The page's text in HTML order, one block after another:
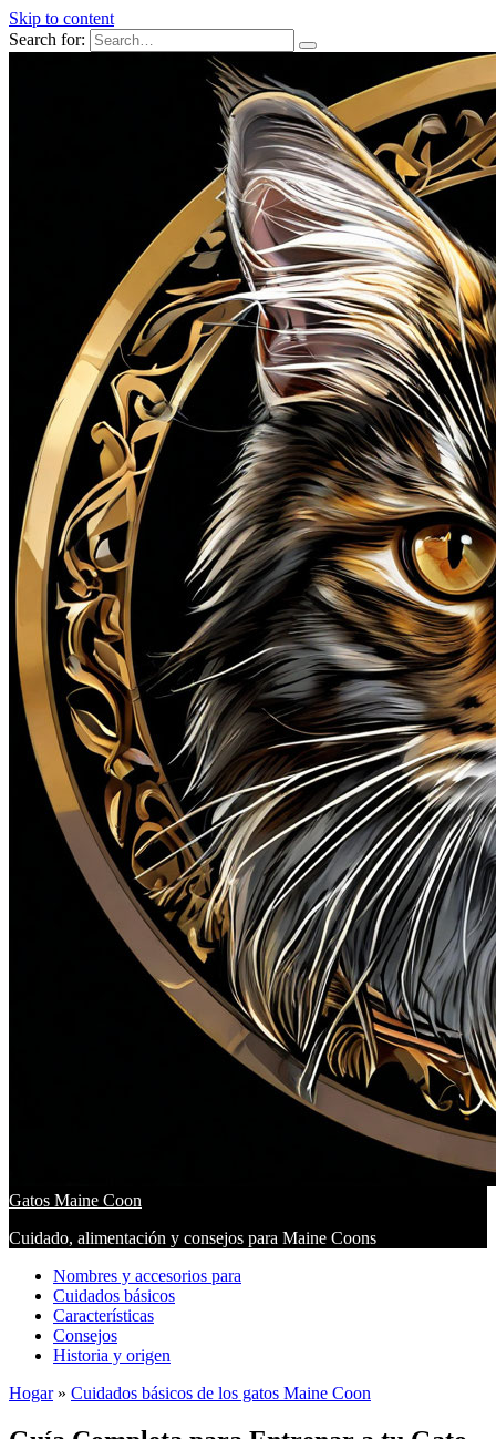
Skip to content
Search for:
Gatos Maine Coon
Cuidado, alimentación y consejos para Maine Coons
Nombres y accesorios para
Cuidados básicos
Características
Consejos
Historia y origen
Hogar» Cuidados básicos de los gatos Maine Coon